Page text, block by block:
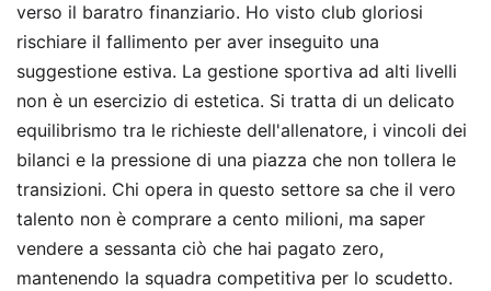
verso il baratro finanziario. Ho visto club gloriosi
rischiare il fallimento per aver inseguito una
suggestione estiva. La gestione sportiva ad alti livelli
non è un esercizio di estetica. Si tratta di un delicato
equilibrismo tra le richieste dell'allenatore, i vincoli dei
bilanci e la pressione di una piazza che non tollera le
transizioni. Chi opera in questo settore sa che il vero
talento non è comprare a cento milioni, ma saper
vendere a sessanta ciò che hai pagato zero,
mantenendo la squadra competitiva per lo scudetto.